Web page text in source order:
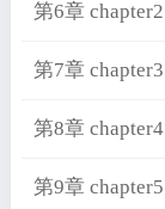
第6章
第7章
第8章
第9章